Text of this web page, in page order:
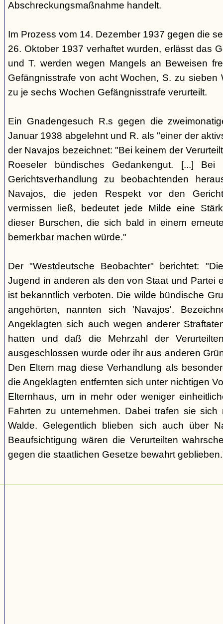
Abschreckungsmaßnahme handelt.
Im Prozess vom 14. Dezember 1937 gegen die
26. Oktober 1937 verhaftet wurden, erlässt das
und T. werden wegen Mangels an Beweisen
Gefängnisstrafe von acht Wochen, S. zu sieben
zu je sechs Wochen Gefängnisstrafe verurteilt.
Ein Gnadengesuch R.s gegen die
Januar 1938 abgelehnt und R. als "einer der
der Navajos bezeichnet: "Bei keinem der
Roeseler bündisches Gedankengut. [...]
Gerichtsverhandlung zu beobachtenden
Navajos, die jeden Respekt vor den
vermissen ließ, bedeutet jede Milde eine
dieser Burschen, die sich bald in einem
bemerkbar machen würde."
Der "Westdeutsche Beobachter" berichtet:
Jugend in anderen als den von Staat und Partei
ist bekanntlich verboten. Die wilde bündische
angehörten, nannten sich 'Navajos'.
Angeklagten sich auch wegen anderer
hatten und daß die Mehrzahl der
ausgeschlossen wurde oder ihr aus anderen
Den Eltern mag diese Verhandlung als
die Angeklagten entfernten sich unter nichtigen
Elternhaus, um in mehr oder weniger
Fahrten zu unternehmen. Dabei trafen sie sich
Walde. Gelegentlich blieben sich auch über
Beaufsichtigung wären die Verurteilten
gegen die staatlichen Gesetze bewahrt